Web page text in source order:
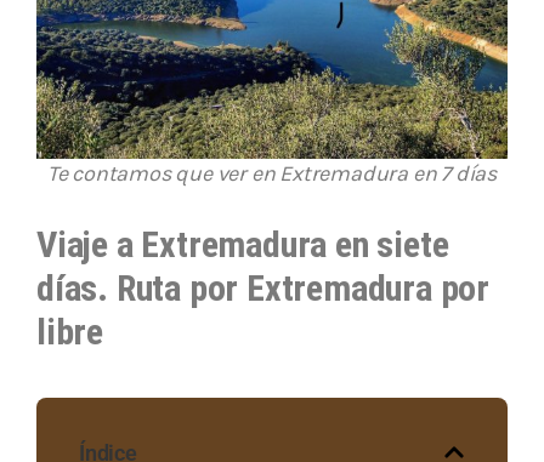
Te contamos que ver en Extremadura en 7 días
Viaje a Extremadura en siete
días. Ruta por Extremadura por
libre
Índice